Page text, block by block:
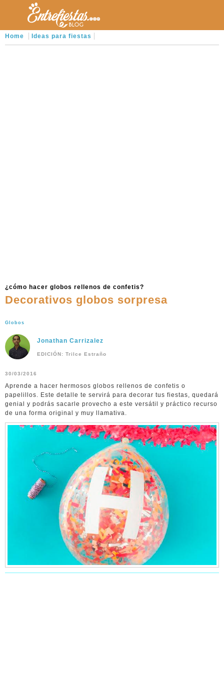
Home Ideas para fiestas
¿cómo hacer globos rellenos de confetis?
Decorativos globos sorpresa
Globos
Jonathan Carrizalez
EDICIÓN: Trilce Estraño
30/03/2016
Aprende a hacer hermosos globos rellenos de confetis o
papelillos. Este detalle te servirá para decorar tus fiestas, quedará
genial y podrás sacarle provecho a este versátil y práctico recurso
de una forma original y muy llamativa.